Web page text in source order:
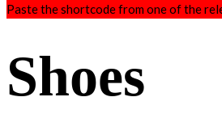
Paste the shortcode from one of the
Shoes